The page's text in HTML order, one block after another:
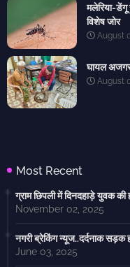
मलेरिया-
विशेष जोर
August
घायल अजगर
August
Most Recent
ग्राम छिपली में दिनदहाड़े युवक की
November 02, 2025
नगरी ब्रेकिंग न्यूज..दर्दनाक सड़क
June 03, 2025